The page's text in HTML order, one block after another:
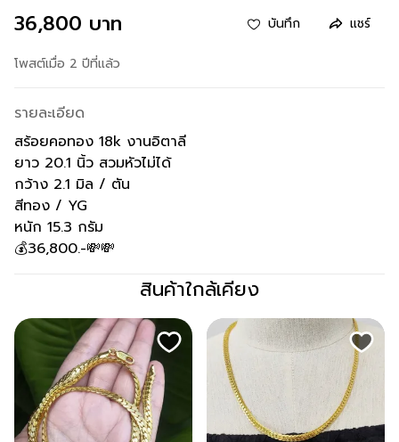
36,800 บาท
บันทึก แชร์
โพสต์เมื่อ 2 ปีที่แล้ว
รายละเอียด
สร้อยคอทอง 18k งานอิตาลี
ยาว 20.1 นิ้ว สวมหัวไม่ได้
กว้าง 2.1 มิล / ตัน
สีทอง / YG
หนัก 15.3 กรัม
สินค้าใกล้เคียง